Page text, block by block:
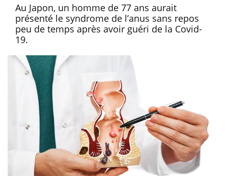
Au Japon, un homme de 77 ans aurait
présenté le syndrome de l’anus sans repos
peu de temps après avoir guéri de la Covid-
19.